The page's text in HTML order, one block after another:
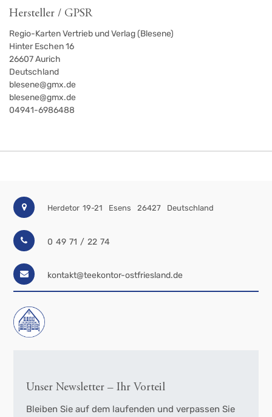
Hersteller / GPSR
Regio-Karten Vertrieb und Verlag (Blesene)
Hinter Eschen 16
26607Aurich
Deutschland
blesene@gmx.de
blesene@gmx.de
04941-6986488
Herdetor 19-21 Esens 26427 Deutschland
0 49 71 / 22 74
kontakt@teekontor-ostfriesland.de
Unser Newsletter – Ihr Vorteil
Bleiben Sie auf dem laufenden und verpassen Sie